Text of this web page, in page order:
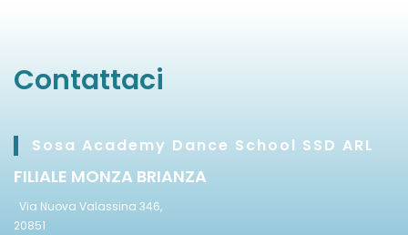
Contattaci
Sosa Academy Dance School SSD ARL
FILIALE MONZA BRIANZA
Via Nuova Valassina 346,
20851